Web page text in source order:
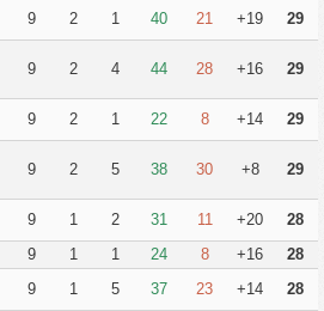
9 2 1 40 21 +19 29
9 2 4 44 28 +16 29
9 2 1 22 8 +14 29
9 2 5 38 30 +8 29
9 1 2 31 11 +20 28
9 1 1 24 8 +16 28
9 1 5 37 23 +14 28